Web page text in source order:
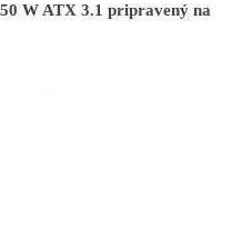
W ATX 3.1 pripravený na